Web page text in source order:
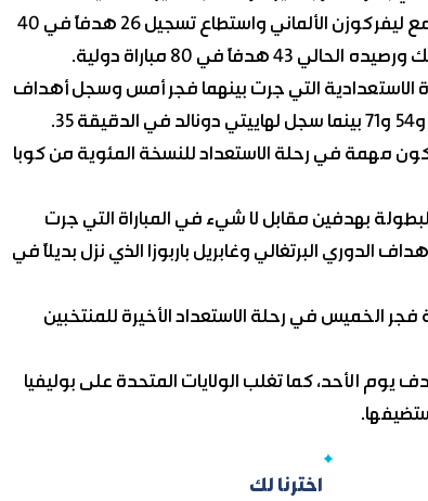
بالمنافسة الجادة على اللقب، وكان تشيشاريتو أدى موسماً متميزاً مع ليفركوزن الألماني واستطاع تسجيل 26 هدفاً في 40
في 80 مباراة دولية.
الاستعدادية التي جرت بينهما فجر أمس وسجل أهداف
مهمة في رحلة الاستعداد للنسخة المئوية من كوبا
بهدفين مقابل لا شيء في المباراة التي جرت
الدوري البرتغالي وغابريل باربوزا الذي نزل بديلاً في
الخميس في رحلة الاستعداد الأخيرة للمنتخبين
يوم الأحد، كما تغلب الولايات المتحدة على بوليفيا
اخترنا لك